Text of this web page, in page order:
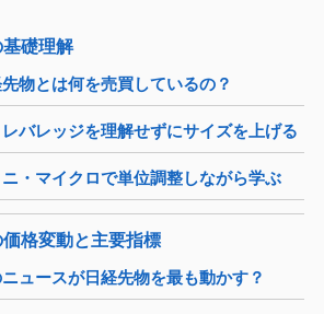
礎理解
物とは何を売買しているの？
バレッジを理解せずにサイズを上げる
・マイクロで単位調整しながら学ぶ
格変動と主要指標
ュースが日経先物を最も動かす？